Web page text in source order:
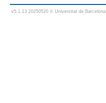
v5.1.13 20250520 © Universitat de Barcelona